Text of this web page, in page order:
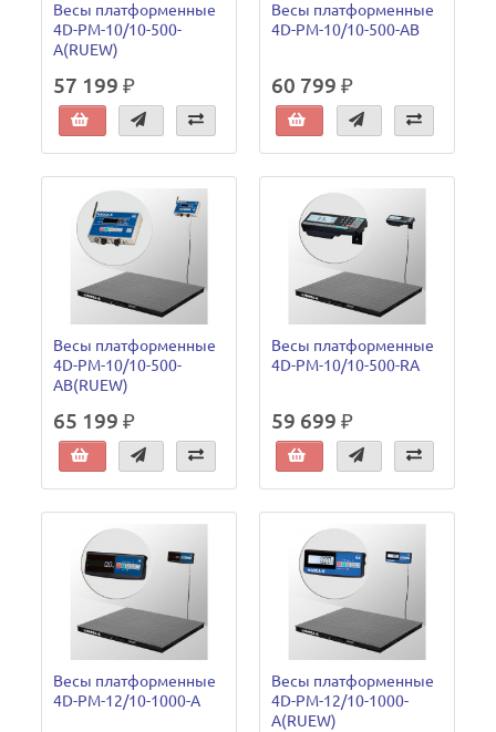
Весы платформенные
4D-PM-10/10-500-
A(RUEW)
57 199 ₽
Весы платформенные
4D-PM-10/10-500-AB
60 799 ₽
Весы платформенные
4D-PM-10/10-500-
AB(RUEW)
65 199 ₽
Весы платформенные
4D-PM-10/10-500-RA
59 699 ₽
Весы платформенные
4D-PM-12/10-1000-A
Весы платформенные
4D-PM-12/10-1000-
A(RUEW)